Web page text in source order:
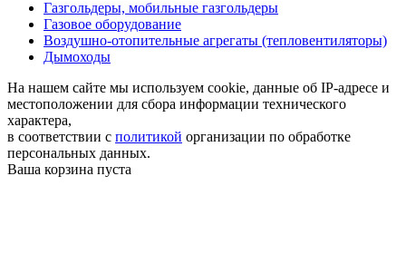
Газгольдеры, мобильные газгольдеры
Газовое оборудование
Воздушно-отопительные агрегаты (тепловентиляторы)
Дымоходы
На нашем сайте мы используем cookie, данные об IP-адресе и
местоположении для сбора информации технического
характера,
в соответствии с политикой организации по обработке
персональных данных.
Ваша корзина пуста